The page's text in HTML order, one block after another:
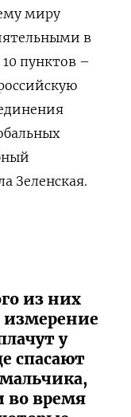
миру
в
пунктов –
Зеленская.
из них
измерение
у
спасают
во время